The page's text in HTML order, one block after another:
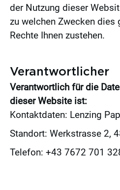
der Nutzung dieser
zu welchen Zwecken dies
Rechte Ihnen zustehen.
Verantwortlicher
Verantwortlich für die
dieser Website ist:
Kontaktdaten: Lenzing
Standort: Werkstrasse 2,
Telefon: +43 7672 701